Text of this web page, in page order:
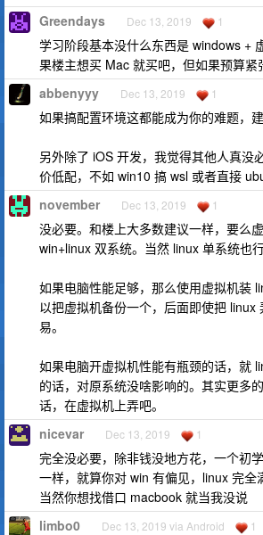
Greendays Dec 13, 2019 1
学习阶段基本没什么东西是 windows +
果楼主想买 Mac 就买吧，但如果预算紧
abbenyyy Dec 13, 2019 1
如果搞配置环境这都能成为你的难题，建
另外除了 iOS 开发，我觉得其他人真没
价低配，不如 win10 搞 wsl 或者直接
november Dec 13, 2019 1
没必要。和楼上大多数建议一样，要么
win+linux 双系统。当然 linux 单系统也
如果电脑性能足够，那么使用虚拟机装
以把虚拟机备份一个，后面即使把 linux
易。
如果电脑开虚拟机性能有瓶颈的话，就
的话，对原系统没啥影响的。其实更多
话，在虚拟机上弄吧。
nicevar Dec 13, 2019 1
完全没必要，除非钱没地方花，一个初
一样，就算你对 win 有偏见，linux 完全
当然你想找借口 macbook 就当我没说
limbo0 Dec 13, 2019 via Android 1